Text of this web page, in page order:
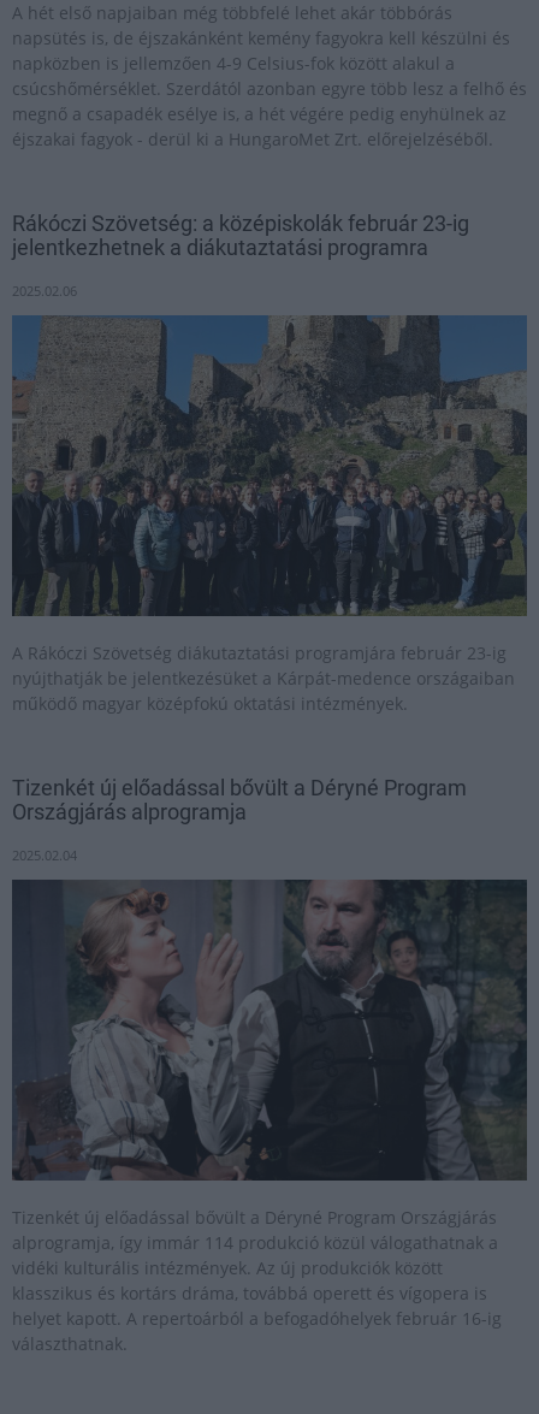
A hét első napjaiban még többfelé lehet akár többórás
napsütés is, de éjszakánként kemény fagyokra kell készülni és
napközben is jellemzően 4-9 Celsius-fok között alakul a
csúcshőmérséklet. Szerdától azonban egyre több lesz a felhő és
megnő a csapadék esélye is, a hét végére pedig enyhülnek az
éjszakai fagyok - derül ki a HungaroMet Zrt. előrejelzéséből.
Rákóczi Szövetség: a középiskolák február 23-ig
jelentkezhetnek a diákutaztatási programra
2025.02.06
A Rákóczi Szövetség diákutaztatási programjára február 23-ig
nyújthatják be jelentkezésüket a Kárpát-medence országaiban
működő magyar középfokú oktatási intézmények.
Tizenkét új előadással bővült a Déryné Program
Országjárás alprogramja
2025.02.04
Tizenkét új előadással bővült a Déryné Program Országjárás
alprogramja, így immár 114 produkció közül válogathatnak a
vidéki kulturális intézmények. Az új produkciók között
klasszikus és kortárs dráma, továbbá operett és vígopera is
helyet kapott. A repertoárból a befogadóhelyek február 16-ig
választhatnak.